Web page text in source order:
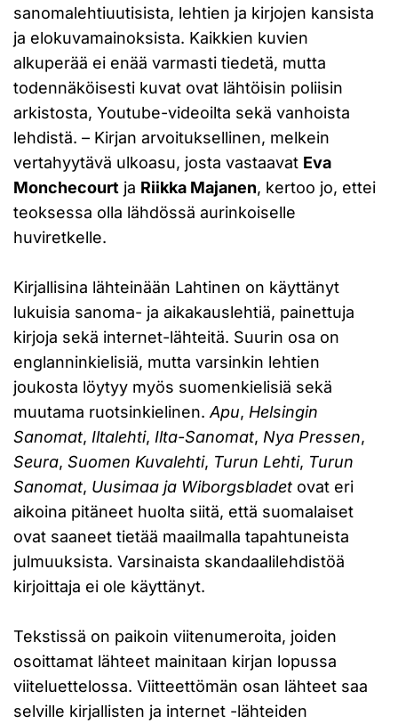
sanomalehtiuutisista, lehtien ja kirjojen kansista
ja elokuvamainoksista. Kaikkien kuvien
alkuperää ei enää varmasti tiedetä, mutta
todennäköisesti kuvat ovat lähtöisin poliisin
arkistosta, Youtube-videoilta sekä vanhoista
lehdistä. – Kirjan arvoituksellinen, melkein
vertahyytävä ulkoasu, josta vastaavat Eva
Monchecourt ja Riikka Majanen, kertoo jo, ettei
teoksessa olla lähdössä aurinkoiselle
huviretkelle.
Kirjallisina lähteinään Lahtinen on käyttänyt
lukuisia sanoma- ja aikakauslehtiä, painettuja
kirjoja sekä internet-lähteitä. Suurin osa on
englanninkielisiä, mutta varsinkin lehtien
joukosta löytyy myös suomenkielisiä sekä
muutama ruotsinkielinen. Apu, Helsingin
Sanomat, Iltalehti, Ilta-Sanomat, Nya Pressen,
Seura, Suomen Kuvalehti, Turun Lehti, Turun
Sanomat, Uusimaa ja Wiborgsbladet ovat eri
aikoina pitäneet huolta siitä, että suomalaiset
ovat saaneet tietää maailmalla tapahtuneista
julmuuksista. Varsinaista skandaalilehdistöä
kirjoittaja ei ole käyttänyt.
Tekstissä on paikoin viitenumeroita, joiden
osoittamat lähteet mainitaan kirjan lopussa
viiteluettelossa. Viitteettömän osan lähteet saa
selville kirjallisten ja internet -lähteiden